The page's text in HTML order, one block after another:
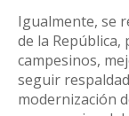
Igualmente, se
de la
campesinos,
seguir
modernización